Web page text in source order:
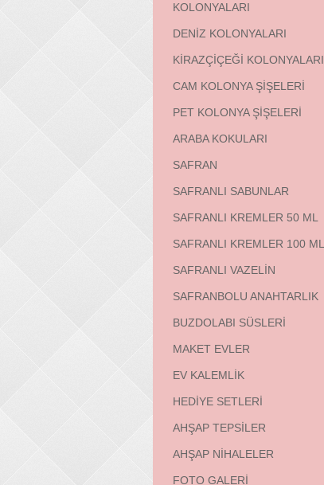
KOLONYALARI
DENİZ KOLONYALARI
KİRAZÇİÇEĞİ KOLONYALARI
CAM KOLONYA ŞİŞELERİ
PET KOLONYA ŞİŞELERİ
ARABA KOKULARI
SAFRAN
SAFRANLI SABUNLAR
SAFRANLI KREMLER 50 ML
SAFRANLI KREMLER 100 ML
SAFRANLI VAZELİN
SAFRANBOLU ANAHTARLIK
BUZDOLABI SÜSLERİ
MAKET EVLER
EV KALEMLİK
HEDİYE SETLERİ
AHŞAP TEPSİLER
AHŞAP NİHALELER
FOTO GALERİ